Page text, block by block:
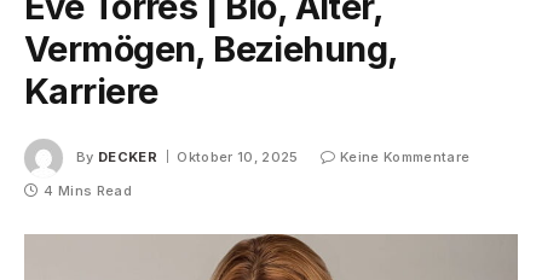
Vermögen, Beziehung,
Karriere
By DECKER Oktober 10, 2025
Keine Kommentare
4 Mins Read